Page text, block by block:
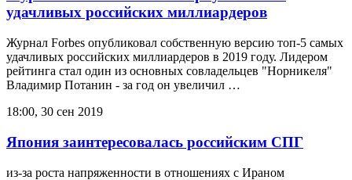
удачливых российских миллиардеров
Журнал Forbes опубликовал собственную версию топ-5 самых
удачливых российских миллиардеров в 2019 году. Лидером
рейтинга стал один из основных совладельцев "Норникеля"
Владимир Потанин - за год он увеличил …
18:00, 30 сен 2019
Япония заинтересовалась российским СПГ
из-за роста напряженности в отношениях с Ираном